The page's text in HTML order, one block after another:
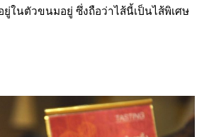
ในตัวขนมอยู่ ซึ่งถือว่าไส้นี้เป็นไส้พิเศษ